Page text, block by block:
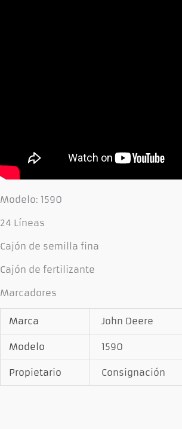
Modelo: 1590
24 Líneas
Cajón de semilla fina
Cajón de fertilizante
Marcadores
Marca John Deere
Modelo 1590
Propietario Consignación